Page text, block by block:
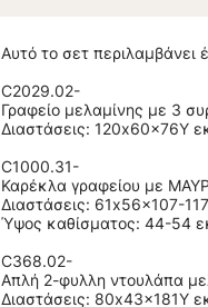
Αυτό το σετ περιλαμβάνει
C2029.02-
Γραφείο μελαμίνης με 3
Διαστάσεις: 120x60x76Υ
C1000.31-
Καρέκλα γραφείου με
Διαστάσεις: 61x56x107-
Ύψος καθίσματος: 44-54
C368.02-
Απλή 2-φυλλη ντουλάπα
Διαστάσεις: 80x43x181Υ